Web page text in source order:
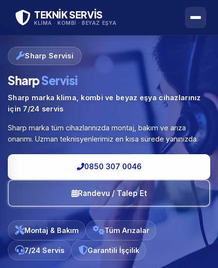
TEKNİK SERVİS
KLIMA · KOMBI · BEYAZ EŞYA
Sharp Servisi
SharpServisi
Sharp marka klima, kombi ve beyaz eşya cihazlarınız
için 7/24 servis
Sharp marka tüm cihazlarınızda montaj, bakım ve arıza
onarımı. Uzman teknisyenlerimiz en kısa sürede yanınızda.
0850 307 0046
Randevu / Talep Et
Montaj & Bakım Tüm Arızalar
7/24 Servis Garantili İşçilik